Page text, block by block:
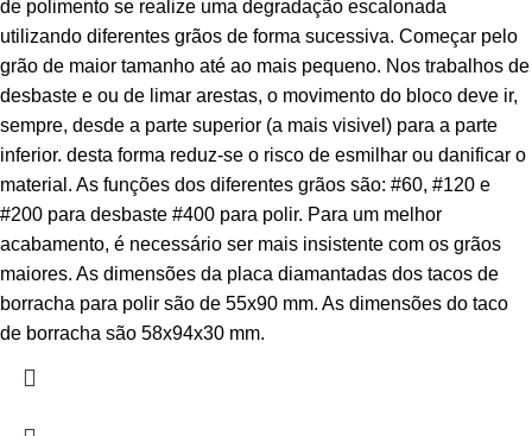
de polimento se realize uma degradação escalonada
utilizando diferentes grãos de forma sucessiva. Começar pelo
grão de maior tamanho até ao mais pequeno. Nos trabalhos de
desbaste e ou de limar arestas, o movimento do bloco deve ir,
sempre, desde a parte superior (a mais visivel) para a parte
inferior. desta forma reduz-se o risco de esmilhar ou danificar o
material. As funções dos diferentes grãos são: #60, #120 e
#200 para desbaste #400 para polir. Para um melhor
acabamento, é necessário ser mais insistente com os grãos
maiores. As dimensões da placa diamantadas dos tacos de
borracha para polir são de 55x90 mm. As dimensões do taco
de borracha são 58x94x30 mm.